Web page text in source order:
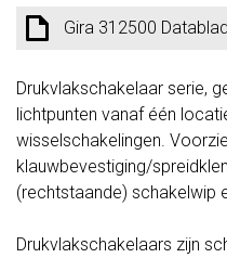
Gira 312500 Datablad
Drukvlakschakelaar serie,
lichtpunten vanaf één
wisselschakelingen.
klauwbevestiging/
(rechtstaande) schakelwip
Drukvlakschakelaars zijn